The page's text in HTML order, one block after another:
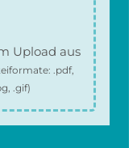
Upload aus
.pdf,
.gif)